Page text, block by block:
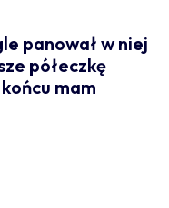
panował w niej
półeczkę
mam